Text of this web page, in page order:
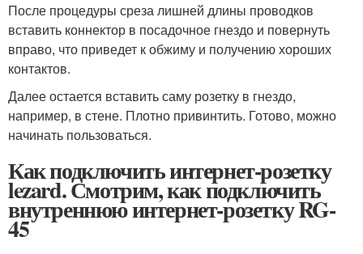
После процедуры среза лишней длины проводков
вставить коннектор в посадочное гнездо и повернуть
вправо, что приведет к обжиму и получению хороших
контактов.
Далее остается вставить саму розетку в гнездо,
например, в стене. Плотно привинтить. Готово, можно
начинать пользоваться.
Как подключить интернет-розетку
lezard. Смотрим, как подключить
внутреннюю интернет-розетку RG-
45